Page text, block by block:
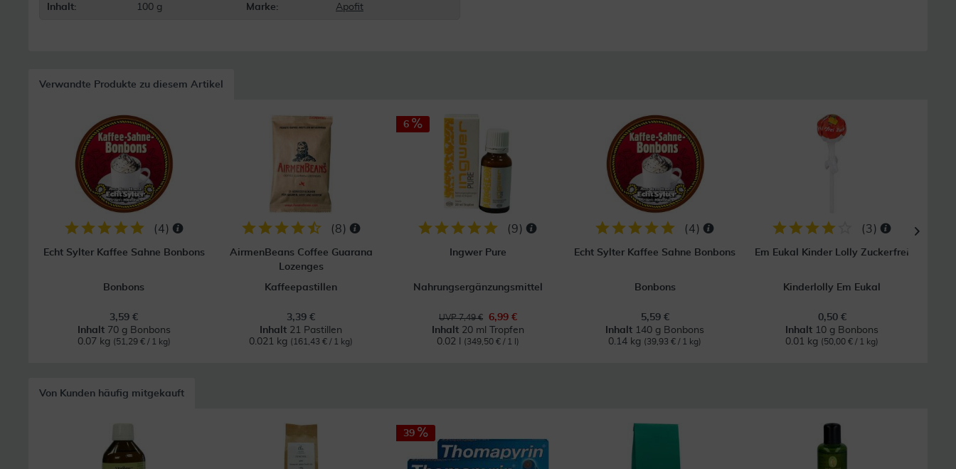
Inhalt:
100 g Marke: Apofit
Verwandte Produkte zu diesem Artikel
(4)
Echt Sylter Kaffee Sahne Bonbons
Bonbons
3,59 €
Inhalt 70 g Bonbons
0.07 kg (51,29 € / 1 kg)
(8)
AirmenBeans Coffee Guarana
Lozenges
Kaffeepastillen
3,39 €
Inhalt 21 Pastillen
0.021 kg (161,43 € / 1 kg)
6
(9)
Ingwer Pure
Nahrungsergänzungsmittel
UVP 7,49 €
6,99 €
Inhalt 20 ml Tropfen
0.02 l
(349,50 € / 1 l)
(4)
Echt Sylter Kaffee Sahne Bonbons
Bonbons
5,59 €
Inhalt 140 g Bonbons
0.14 kg (39,93 € / 1 kg)
(3)
Em Eukal Kinder Lolly Zuckerfrei
Kinderlolly Em Eukal
0,50 €
Inhalt 10 g Bonbons
0.01 kg (50,00 € / 1 kg)
Von Kunden häufig mitgekauft
39